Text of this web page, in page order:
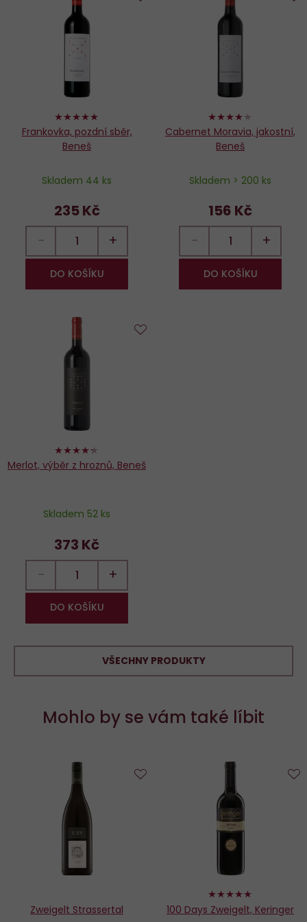
100%
Frankovka, pozdní sběr,
Beneš
Skladem 44 ks
235 Kč
− +
DO KOŠÍKU
80%
Cabernet Moravia, jakostní,
Beneš
Skladem > 200 ks
156 Kč
− +
DO KOŠÍKU
86%
Merlot, výběr z hroznů, Beneš
Skladem 52 ks
373 Kč
− +
DO KOŠÍKU
VŠECHNY PRODUKTY
Mohlo by se vám také líbit
Zweigelt Strassertal
100%
100 Days Zweigelt, Keringer